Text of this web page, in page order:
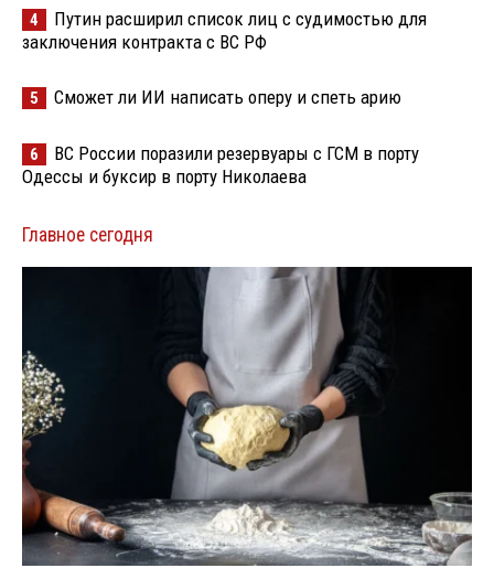
4
Путин расширил список лиц с судимостью для
заключения контракта с ВС РФ
5 Сможет ли ИИ написать оперу и спеть арию
6
ВС России поразили резервуары с ГСМ в порту
Одессы и буксир в порту Николаева
Главное сегодня